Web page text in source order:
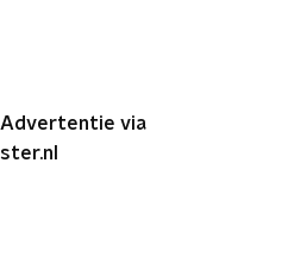
Advertentie via
ster.nl